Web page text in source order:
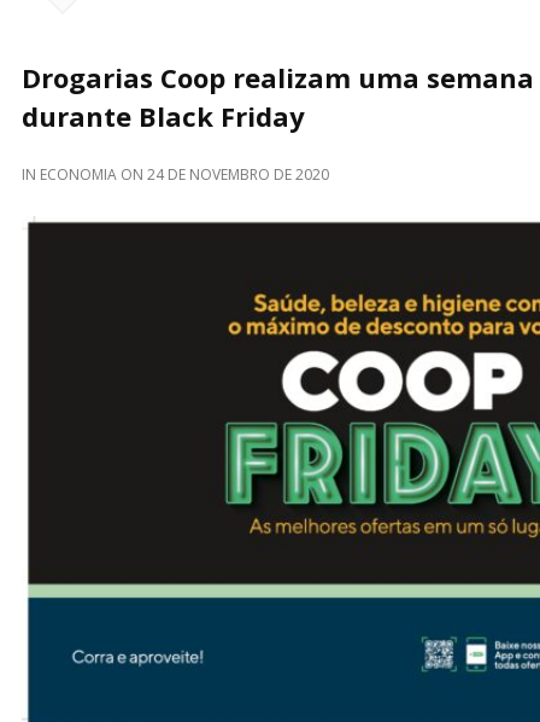
Drogarias Coop realizam uma
durante Black Friday
IN ECONOMIA ON 24 DE NOVEMBRO DE 2020